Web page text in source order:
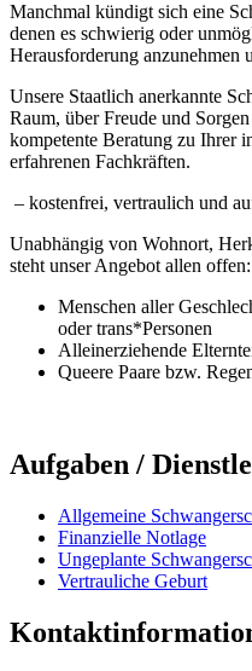
Manchmal kündigt sich eine
denen es schwierig oder
Herausforderung anzunehmen
Unsere Staatlich anerkannte
Raum, über Freude und
kompetente Beratung zu Ihrer
erfahrenen Fachkräften.
– kostenfrei, vertraulich und
Unabhängig von Wohnort,
steht unser Angebot allen offen:
Menschen aller
oder trans*Personen
Alleinerziehende
Queere Paare bzw.
Aufgaben /
Allgemeine
Finanzielle Notlage
Ungeplante
Vertrauliche Geburt